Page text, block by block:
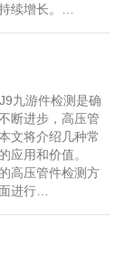
续增长。…
九游件检测是确
断进步，高压管
文将介绍几种常
应用和价值。
高压管件检测方
进行…